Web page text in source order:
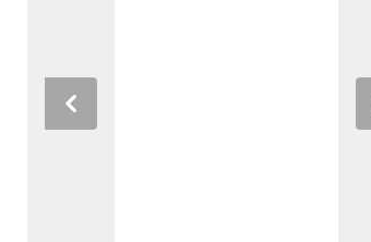
Previous